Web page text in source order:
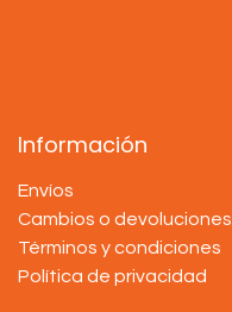
Información
Envíos
Cambios o devoluciones
Términos y condiciones
Política de privacidad